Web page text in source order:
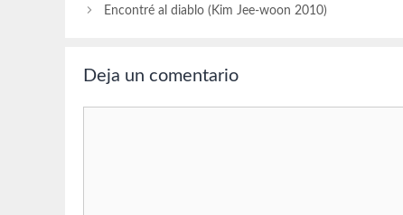
Encontré al diablo (Kim Jee-woon 2010)
Deja un comentario